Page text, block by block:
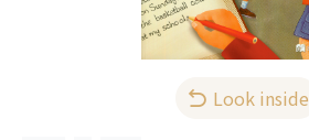
Look inside